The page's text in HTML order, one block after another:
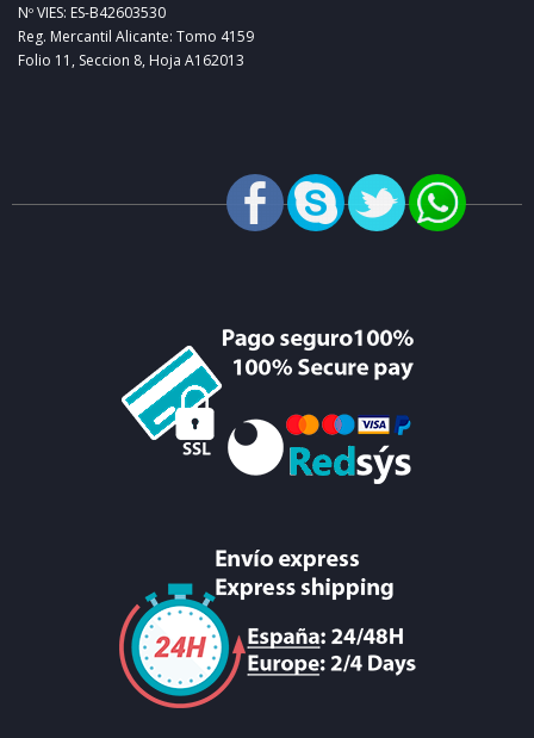
Nº VIES: ES-B42603530
Reg. Mercantil Alicante: Tomo 4159
Folio 11, Seccion 8, Hoja A162013